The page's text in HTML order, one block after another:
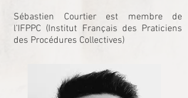
Sébastien Courtier est membre de
l’IFPPC (Institut Français des Praticiens
des Procédures Collectives)